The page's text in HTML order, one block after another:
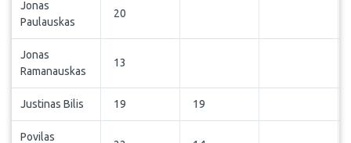
Jonas
Paulauskas
20
Jonas
Ramanauskas
13
Justinas Bilis 19 19
Povilas